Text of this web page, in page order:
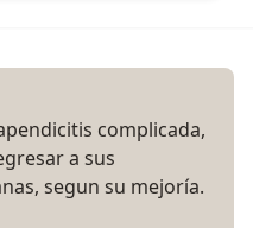
complicada,
a sus
segun su mejoría.